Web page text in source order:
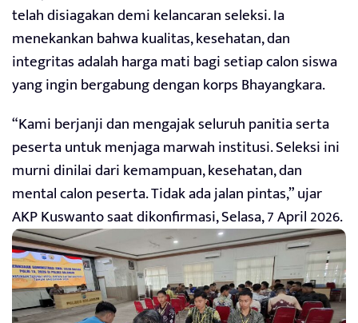
telah disiagakan demi kelancaran seleksi. Ia
menekankan bahwa kualitas, kesehatan, dan
integritas adalah harga mati bagi setiap calon siswa
yang ingin bergabung dengan korps Bhayangkara.
“Kami berjanji dan mengajak seluruh panitia serta
peserta untuk menjaga marwah institusi. Seleksi ini
murni dinilai dari kemampuan, kesehatan, dan
mental calon peserta. Tidak ada jalan pintas,” ujar
AKP Kuswanto saat dikonfirmasi, Selasa, 7 April 2026.